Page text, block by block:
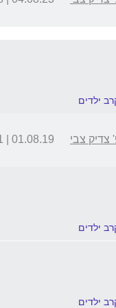
ילדים
צבי 01.08.19 | 00:01
ילדים
ילדים